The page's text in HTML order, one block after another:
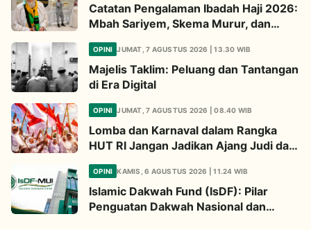
Catatan Pengalaman Ibadah Haji 2026:
Mbah Sariyem, Skema Murur, dan
OPINI JUMAT, 7 AGUSTUS 2026 | 13.30 WIB
Majelis Taklim: Peluang dan Tantangan
di Era Digital
OPINI JUMAT, 7 AGUSTUS 2026 | 08.40 WIB
Lomba dan Karnaval dalam Rangka
HUT RI Jangan Jadikan Ajang Judi dan
OPINI KAMIS, 6 AGUSTUS 2026 | 11.24 WIB
Islamic Dakwah Fund (IsDF): Pilar
Penguatan Dakwah Nasional dan